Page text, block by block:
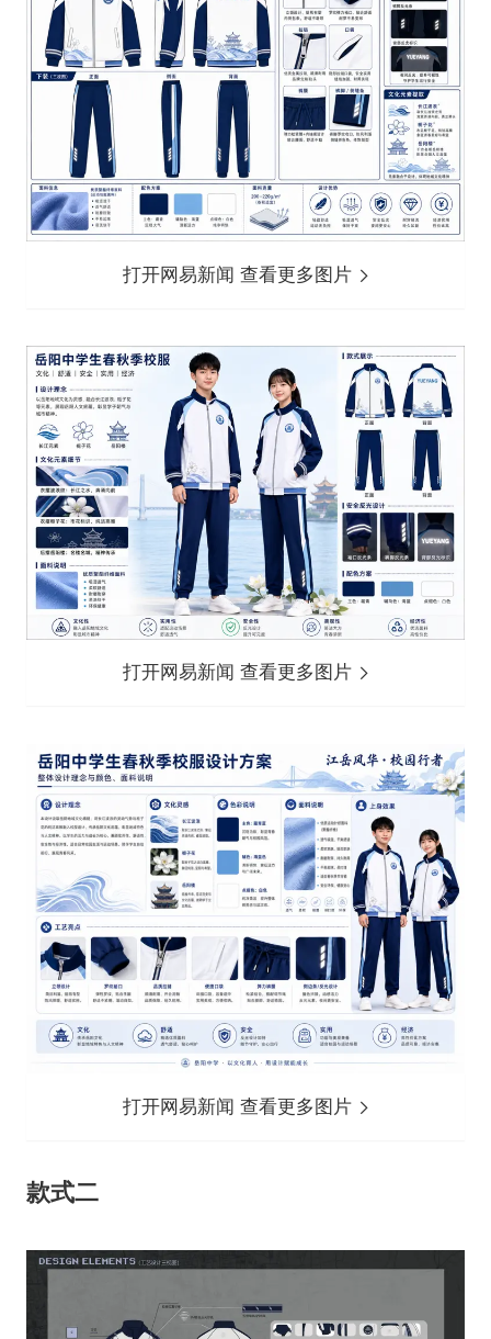
打开网易新闻 查看更多图片
打开网易新闻 查看更多图片
打开网易新闻 查看更多图片
款式二